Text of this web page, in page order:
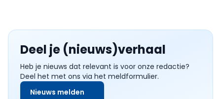
Deel je (nieuws)verhaal
Heb je nieuws dat relevant is voor onze redactie?
Deel het met ons via het meldformulier.
Nieuws melden